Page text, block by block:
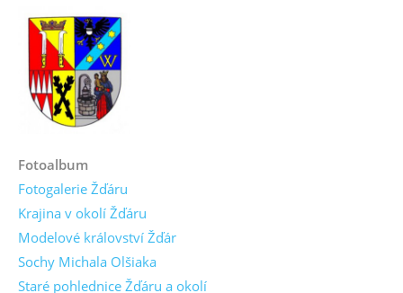
Fotoalbum
Fotogalerie Žďáru
Krajina v okolí Žďáru
Modelové království Žďár
Sochy Michala Olšiaka
Staré pohlednice Žďáru a okolí